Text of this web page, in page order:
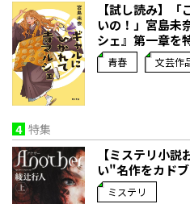
【試し読み】
いの！」宮島未
シェ』第一章を
青春 文芸作
4 特集
【ミステリ小
い"名作をカド
ミステリ